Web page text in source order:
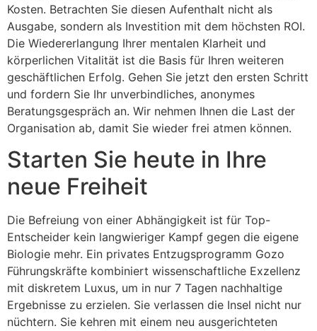
Kosten. Betrachten Sie diesen Aufenthalt nicht als
Ausgabe, sondern als Investition mit dem höchsten ROI.
Die Wiedererlangung Ihrer mentalen Klarheit und
körperlichen Vitalität ist die Basis für Ihren weiteren
geschäftlichen Erfolg. Gehen Sie jetzt den ersten Schritt
und fordern Sie Ihr unverbindliches, anonymes
Beratungsgespräch an. Wir nehmen Ihnen die Last der
Organisation ab, damit Sie wieder frei atmen können.
Starten Sie heute in Ihre
neue Freiheit
Die Befreiung von einer Abhängigkeit ist für Top-
Entscheider kein langwieriger Kampf gegen die eigene
Biologie mehr. Ein privates Entzugsprogramm Gozo
Führungskräfte kombiniert wissenschaftliche Exzellenz
mit diskretem Luxus, um in nur 7 Tagen nachhaltige
Ergebnisse zu erzielen. Sie verlassen die Insel nicht nur
nüchtern. Sie kehren mit einem neu ausgerichteten